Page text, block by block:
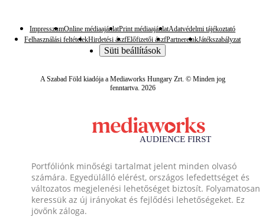
ImpresszumOnline médiaajánlatPrint médiaajánlatAdatvédelmi tájékoztató
Felhasználási feltételekHirdetési ászfElőfizetői ászfPartnereinkJátékszabályzat
Süti beállítások
A Szabad Föld kiadója a Mediaworks Hungary Zrt. © Minden jog
fenntartva. 2026
Portfóliónk minőségi tartalmat jelent minden olvasó
számára. Egyedülálló elérést, országos lefedettséget és
változatos megjelenési lehetőséget biztosít. Folyamatosan
keressük az új irányokat és fejlődési lehetőségeket. Ez
jövőnk záloga.